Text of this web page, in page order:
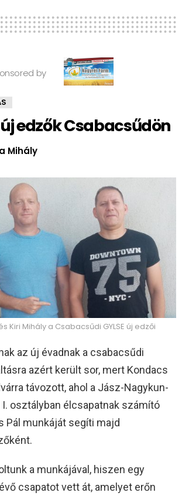
by
új edzők Csabacsűdön
Mihály
Kiri Mihály a Csabacsűdi GYLSE új edzői
az új évadnak a csabacsűdi
azért került sor, mert Kondacs
távozott, ahol a Jász-Nagykun-
osztályban élcsapatnak számító
Pál munkáját segíti majd
a munkájával, hiszen egy
csapatot vett át, amelyet erőn